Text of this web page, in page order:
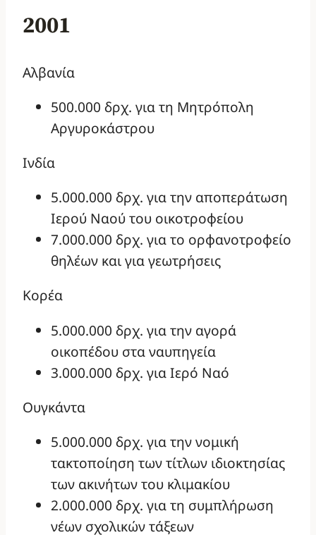
2001
Αλβανία
500.000 δρχ. για τη Μητρόπολη
Αργυροκάστρου
Ινδία
5.000.000 δρχ. για την αποπεράτωση
Ιερού Ναού του οικοτροφείου
7.000.000 δρχ. για το ορφανοτροφείο
θηλέων και για γεωτρήσεις
Κορέα
5.000.000 δρχ. για την αγορά
οικοπέδου στα ναυπηγεία
3.000.000 δρχ. για Ιερό Ναό
Ουγκάντα
5.000.000 δρχ. για την νομική
τακτοποίηση των τίτλων ιδιοκτησίας
των ακινήτων του κλιμακίου
2.000.000 δρχ. για τη συμπλήρωση
νέων σχολικών τάξεων